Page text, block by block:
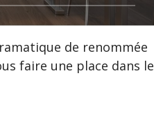
de renommée
faire une place dans le